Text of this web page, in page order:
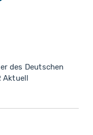
des Deutschen
Aktuell